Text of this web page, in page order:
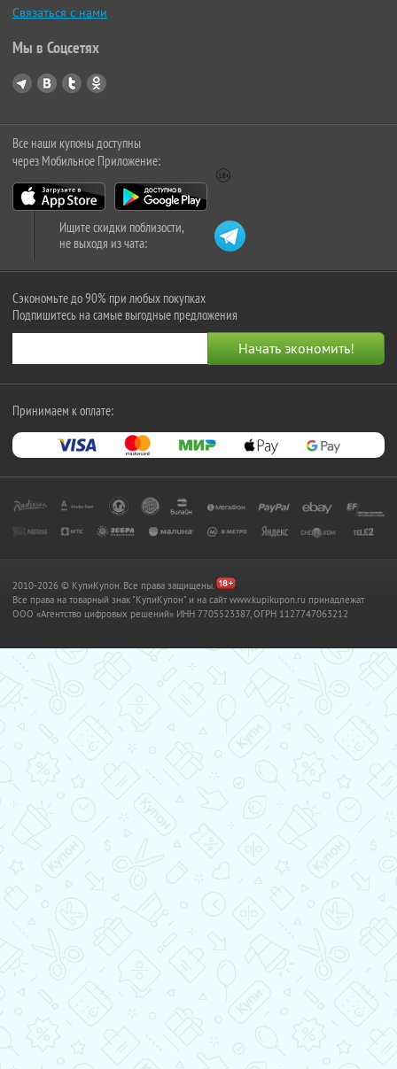
Связаться с нами
Мы в Соцсетях
Все наши купоны доступны
через Мобильное Приложение:
Ищите скидки поблизости,
не выходя из чата:
Сэкономьте до 90% при любых покупках
Подпишитесь на самые выгодные предложения
Принимаем к оплате:
2010-2026 © КупиКупон. Все права защищены.
Все права на товарный знак "КупиКупон" и на сайт www.kupikupon.ru принадлежат
OOO «Агентство цифровых решений» ИНН 7705523387, ОГРН 1127747063212